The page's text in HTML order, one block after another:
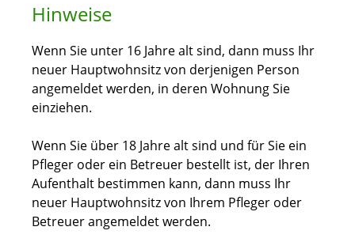
Hinweise
Wenn Sie unter 16 Jahre alt sind, dann muss Ihr
neuer Hauptwohnsitz von derjenigen Person
angemeldet werden, in deren Wohnung Sie
einziehen.
Wenn Sie über 18 Jahre alt sind und für Sie ein
Pfleger oder ein Betreuer bestellt ist, der Ihren
Aufenthalt bestimmen kann, dann muss Ihr
neuer Hauptwohnsitz von Ihrem Pfleger oder
Betreuer angemeldet werden.